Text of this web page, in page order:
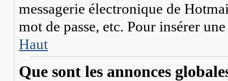
messagerie électronique de
mot de passe, etc. Pour insérer
Haut
Que sont les annonces